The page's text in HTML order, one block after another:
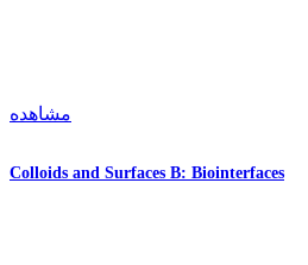
مشاهده
Colloids and Surfaces B: Biointerfaces